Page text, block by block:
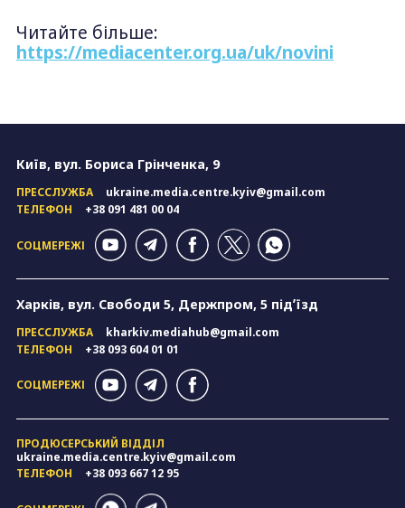
Читайте більше:
https://mediacenter.org.ua/uk/novini
Київ, вул. Бориса Грінченка, 9
ПРЕССЛУЖБА
ukraine.media.centre.kyiv@gmail.com
ТЕЛЕФОН
+38 091 481 00 04
СОЦМЕРЕЖІ
Харків, вул. Свободи 5, Держпром, 5 підʼїзд
ПРЕССЛУЖБА
kharkiv.mediahub@gmail.com
ТЕЛЕФОН
+38 093 604 01 01
СОЦМЕРЕЖІ
ПРОДЮСЕРСЬКИЙ ВІДДІЛ
ukraine.media.centre.kyiv@gmail.com
ТЕЛЕФОН
+38 093 667 12 95